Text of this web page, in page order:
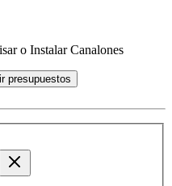
o Instalar Canalones
presupuestos